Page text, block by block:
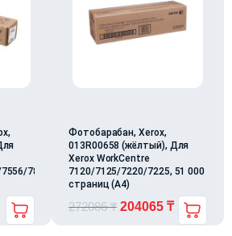
7830/7835/7845/7855/7970,
Фотобарабан, Xerox,
013R00658 (жёлтый), Для
Xerox WorkCentre
7120/7125/7220/7225, 51 000
страниц (А4)
272086₸ 204065 ₸